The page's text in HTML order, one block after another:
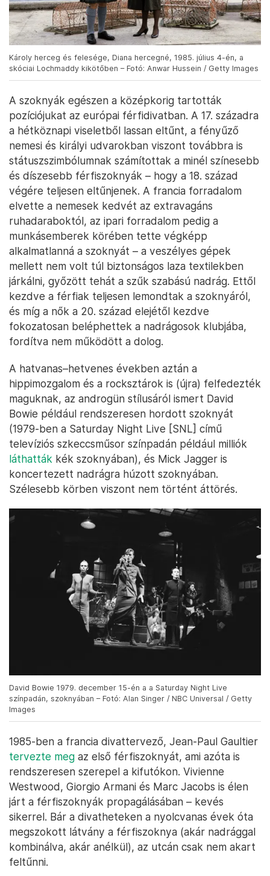
Károly herceg és felesége, Diana hercegné, 1985. július 4-én, a
skóciai Lochmaddy kikötőben – Fotó: Anwar Hussein / Getty Images
A szoknyák egészen a középkorig tartották
pozíciójukat az európai férfidivatban. A 17. századra
a hétköznapi viseletből lassan eltűnt, a fényűző
nemesi és királyi udvarokban viszont továbbra is
státuszszimbólumnak számítottak a minél színesebb
és díszesebb férfiszoknyák – hogy a 18. század
végére teljesen eltűnjenek. A francia forradalom
elvette a nemesek kedvét az extravagáns
ruhadaraboktól, az ipari forradalom pedig a
munkásemberek körében tette végképp
alkalmatlanná a szoknyát – a veszélyes gépek
mellett nem volt túl biztonságos laza textilekben
járkálni, győzött tehát a szűk szabású nadrág. Ettől
kezdve a férfiak teljesen lemondtak a szoknyáról,
és míg a nők a 20. század elejétől kezdve
fokozatosan beléphettek a nadrágosok klubjába,
fordítva nem működött a dolog.
A hatvanas–hetvenes években aztán a
hippimozgalom és a rocksztárok is (újra) felfedezték
maguknak, az androgün stílusáról ismert David
Bowie például rendszeresen hordott szoknyát
(1979-ben a Saturday Night Live [SNL] című
televíziós szkeccsműsor színpadán például milliók
láthatták kék szoknyában), és Mick Jagger is
koncertezett nadrágra húzott szoknyában.
Szélesebb körben viszont nem történt áttörés.
David Bowie 1979. december 15-én a a Saturday Night Live
színpadán, szoknyában – Fotó: Alan Singer / NBC Universal / Getty
Images
1985-ben a francia divattervező, Jean-Paul Gaultier
tervezte meg az első férfiszoknyát, ami azóta is
rendszeresen szerepel a kifutókon. Vivienne
Westwood, Giorgio Armani és Marc Jacobs is élen
járt a férfiszoknyák propagálásában – kevés
sikerrel. Bár a divatheteken a nyolcvanas évek óta
megszokott látvány a férfiszoknya (akár nadrággal
kombinálva, akár anélkül), az utcán csak nem akart
feltűnni.